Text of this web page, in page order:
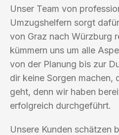
Unser Team von
Umzugshelfern sorgt
von Graz nach Würzburg
kümmern uns um alle
von der Planung bis zur
dir keine Sorgen machen,
geht, denn wir haben
erfolgreich durchgeführt.
Unsere Kunden schätzen